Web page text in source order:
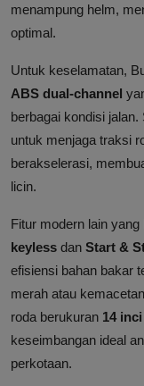
menampung helm,
optimal.
Untuk keselamatan,
ABS dual-channel
berbagai kondisi
untuk menjaga traksi
berakselerasi,
licin.
Fitur modern lain
keyless dan Start &
efisiensi bahan bakar
merah atau
roda berukuran 14 inci
keseimbangan ideal
perkotaan.